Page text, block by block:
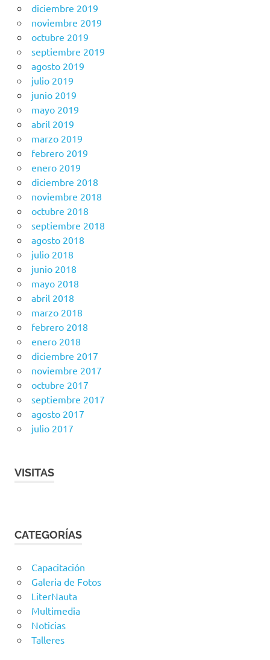
diciembre 2019
noviembre 2019
octubre 2019
septiembre 2019
agosto 2019
julio 2019
junio 2019
mayo 2019
abril 2019
marzo 2019
febrero 2019
enero 2019
diciembre 2018
noviembre 2018
octubre 2018
septiembre 2018
agosto 2018
julio 2018
junio 2018
mayo 2018
abril 2018
marzo 2018
febrero 2018
enero 2018
diciembre 2017
noviembre 2017
octubre 2017
septiembre 2017
agosto 2017
julio 2017
VISITAS
CATEGORÍAS
Capacitación
Galeria de Fotos
LiterNauta
Multimedia
Noticias
Talleres